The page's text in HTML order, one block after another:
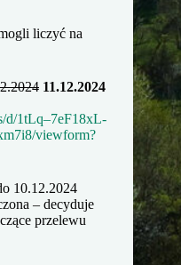
liczyć na
11.12.2024
d/1tLq–7eF18xL-
viewform?
10.12.2024
– decyduje
przelewu